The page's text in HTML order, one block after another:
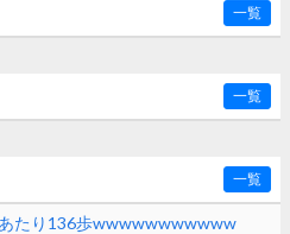
一覧
一覧
一覧
あたり136歩wwwwwwwwwww